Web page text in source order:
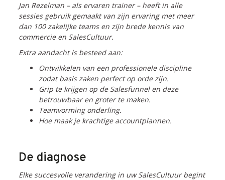
Jan Rezelman – als ervaren trainer – heeft in alle
sessies gebruik gemaakt van zijn ervaring met meer
dan 100 zakelijke teams en zijn brede kennis van
commercie en SalesCultuur.
Extra aandacht is besteed aan:
Ontwikkelen van een professionele discipline
zodat basis zaken perfect op orde zijn.
Grip te krijgen op de Salesfunnel en deze
betrouwbaar en groter te maken.
Teamvorming onderling.
Hoe maak je krachtige accountplannen.
De diagnose
Elke succesvolle verandering in uw SalesCultuur begint